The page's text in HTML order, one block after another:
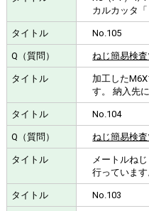
カルカッタ「
No.105
ねじ簡易検
加工した
す。 納入先
No.104
ねじ簡易検
メートルね
行っています
No.103